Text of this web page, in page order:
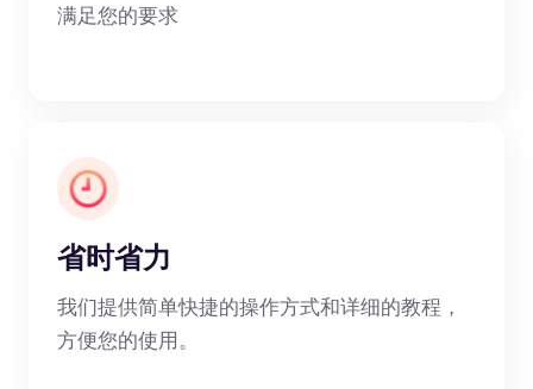
满足您的要求
省时省力
我们提供简单快捷的操作方式和详细的教程，
方便您的使用。